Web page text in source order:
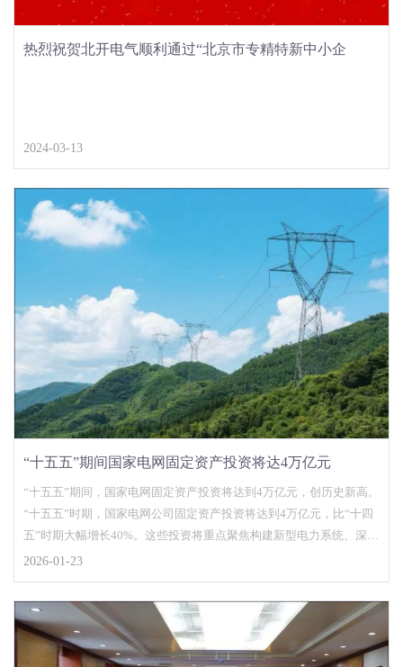
热烈祝贺北开电气顺利通过“北京市专精特新中小企
2024-03-13
“十五五”期间国家电网固定资产投资将达4万亿元
“十五五”期间，国家电网固定资产投资将达到4万亿元，创历史新高。
“十五五”时期，国家电网公司固定资产投资将达到4万亿元，比“十四
五”时期大幅增长40%。这些投资将重点聚焦构建新型电力系统、深化
科技创新等方面，以扩大有效投资带动产业链上下游发展。
2026-01-23